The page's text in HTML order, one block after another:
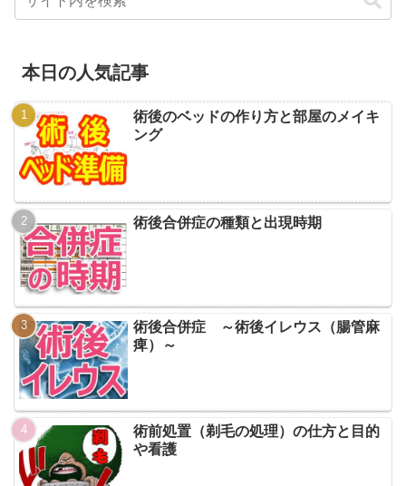
本日の人気記事
術後のベッドの作り方と部屋のメイキ
ング
術後合併症の種類と出現時期
術後合併症 ～術後イレウス（腸管麻
痺）～
術前処置（剃毛の処理）の仕方と目的
や看護